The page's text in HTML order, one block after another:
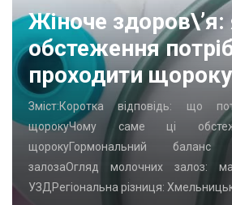
Жіноче здоров\’я:
обстеження
проходити
Зміст:Коротка відповідь: що
щорокуЧому саме ці
щорокуГормональний
залозаОгляд молочних залоз:
УЗДРегіональна різниця: